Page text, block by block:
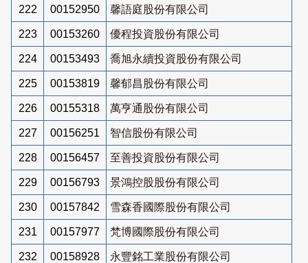
222 00152950 馨語庭股份有限公司
223 00153260 優程投資股份有限公司
224 00153493 喬旭永續投資股份有限公司
225 00153819 馨郁昌股份有限公司
226 00155318 萬亨通股份有限公司
227 00156251 智信股份有限公司
228 00156457 至善投資股份有限公司
229 00156793 景鴻控股股份有限公司
230 00157842 雪森香國際股份有限公司
231 00157977 梵博國際股份有限公司
232 00158928 永豐銘工業股份有限公司